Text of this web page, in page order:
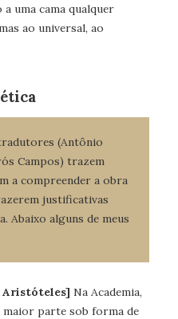
uma cama qualquer
ao universal, ao
(Antônio
Campos) trazem
a compreender a obra
justificativas
Abaixo alguns de meus
Aristóteles] Na Academia,
maior parte sob forma de